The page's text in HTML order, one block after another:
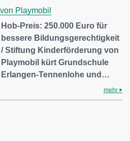
Playmobil
Hob-Preis: 250.000 Euro für
bessere Bildungsgerechtigkeit
/ Stiftung Kinderförderung von
Playmobil kürt Grundschule
Erlangen-Tennenlohe und…
mehr